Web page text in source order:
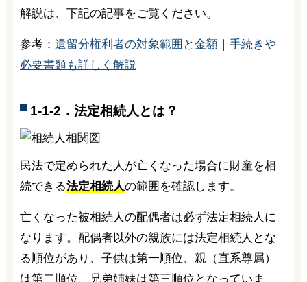
解説は、下記の記事をご覧ください。
参考： 遺留分権利者の対象範囲と金額｜手続きや
必要書類も詳しく解説
1-1-2．法定相続人とは？
民法で定められた人が亡くなった場合に財産を相
続できる法定相続人の範囲を確認します。
亡くなった被相続人の配偶者は必ず法定相続人に
なります。配偶者以外の親族には法定相続人とな
る順位があり、子供は第一順位、親（直系尊属）
は第二順位、兄弟姉妹は第三順位となっていま